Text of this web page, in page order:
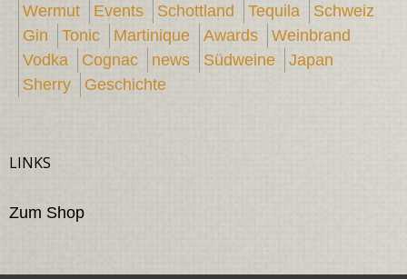
Wermut
Events Schottland Tequila
Schweiz
Gin
Tonic Martinique Awards
Weinbrand
Vodka
Cognac news Südweine
Japan
Sherry
Geschichte
LINKS
Zum Shop